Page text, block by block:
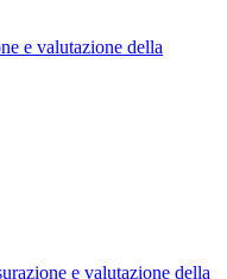
e valutazione della
e valutazione della